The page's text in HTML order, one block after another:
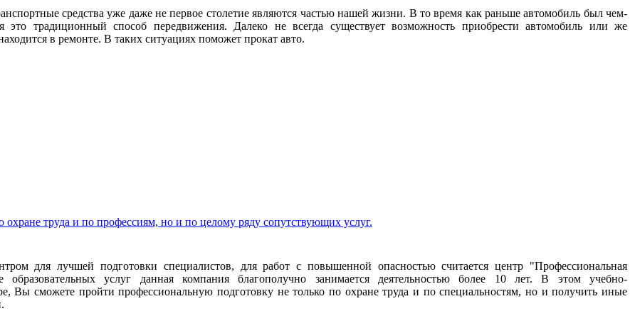
средства уже даже не первое столетие являются частью нашей жизни. В то время как раньше автомобиль был чем-
это традиционный способ передвижения. Далеко не всегда существует возможность приобрести автомобиль или же
в ремонте. В таких ситуациях поможет прокат авто.
труда и по профессиям, но и по целому ряду сопутствующих услуг.
для лучшей подготовки специалистов, для работ с повышенной опасностью считается центр "Профессиональная
образовательных услуг данная компания благополучно занимается деятельностью более 10 лет. В этом учебно-
Вы сможете пройти профессиональную подготовку не только по охране труда и по специальностям, но и получить иные